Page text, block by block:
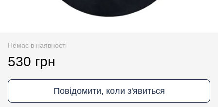
Немає в наявності
530 грн
Повідомити, коли з'явиться